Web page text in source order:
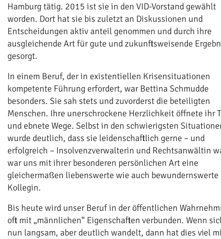
Hamburg tätig. 2015 ist sie in den VID-Vorstand gewählt
worden. Dort hat sie bis zuletzt an Diskussionen und
Entscheidungen aktiv anteil genommen und durch ihre
ausgleichende Art für gute und zukunftsweisende
gesorgt.
In einem Beruf, der in existentiellen Krisensituationen
kompetente Führung erfordert, war Bettina Schmudde
besonders. Sie sah stets und zuvorderst die beteiligten
Menschen. Ihre unerschrockene Herzlichkeit öffnete ihr
und ebnete Wege. Selbst in den schwierigsten
wurde deutlich, dass sie leidenschaftlich gerne – und
erfolgreich – Insolvenzverwalterin und Rechtsanwältin
war uns mit ihrer besonderen persönlichen Art eine
gleichermaßen liebenswerte wie auch bewundernswerte
Kollegin.
Bis heute wird unser Beruf in der öffentlichen
oft mit „männlichen“ Eigenschaften verbunden. Wenn
nun langsam, aber deutlich wandelt, dann hat dies viel